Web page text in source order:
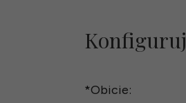
Konfiguruj
*Obicie: